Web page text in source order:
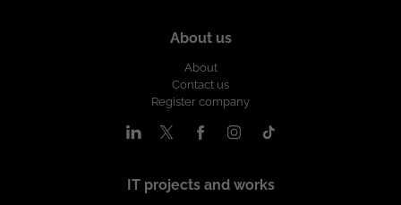
About us
About
Contact us
Register company
IT projects and works